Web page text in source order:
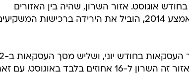
אוגוסט. אזור השרון, שהיה בין האזורים
הדומיננטיים ביותר בפעילות המשקיעים מאז אמצע 2014, הוביל את הירידה ברכישות
באוצר ציינו כי משיעור של
החודשים שקדמו לו, ירד משקל המשקיעים באזור זה השרון ל-16 אחוזים בלבד באוגוסט.